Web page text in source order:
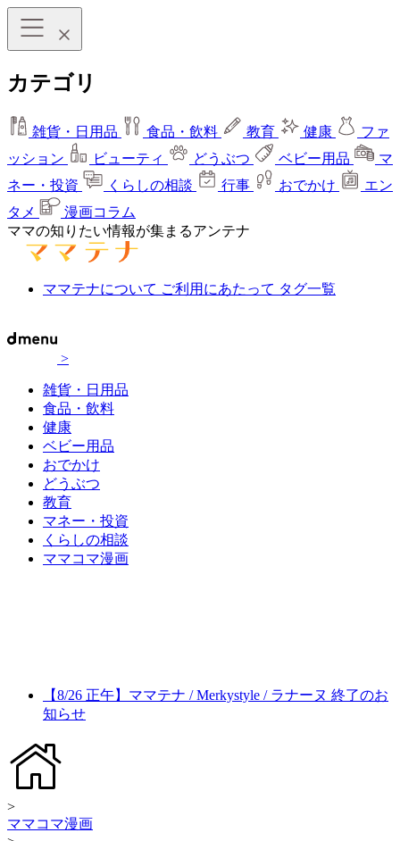
カテゴリ
雑貨・日用品 食品・飲料 教育 健康
ファ
ッション
ビューティ どうぶつ ベビー用品
マ
ネー・投資
くらしの相談 行事 おでかけ
エン
タメ
漫画コラム
ママの知りたい情報が集まるアンテナ
ママテナについて ご利用にあたって タグ一覧
>
雑貨・日用品
食品・飲料
健康
ベビー用品
おでかけ
どうぶつ
教育
マネー・投資
くらしの相談
ママコマ漫画
【8/26 正午】ママテナ / Merkystyle / ラナーヌ 終了のお
知らせ
>
ママコマ漫画